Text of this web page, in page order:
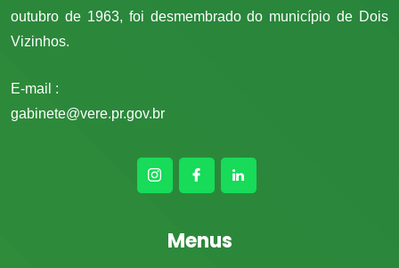
outubro de 1963, foi desmembrado do município de Dois
Vizinhos.
E-mail :
gabinete@vere.pr.gov.br
Menus